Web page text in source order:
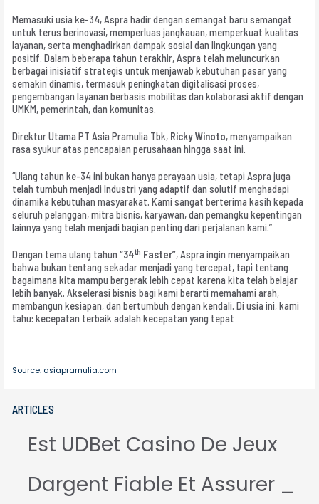
Memasuki usia ke-34, Aspra hadir dengan semangat baru semangat
untuk terus berinovasi, memperluas jangkauan, memperkuat kualitas
layanan, serta menghadirkan dampak sosial dan lingkungan yang
positif. Dalam beberapa tahun terakhir, Aspra telah meluncurkan
berbagai inisiatif strategis untuk menjawab kebutuhan pasar yang
semakin dinamis, termasuk peningkatan digitalisasi proses,
pengembangan layanan berbasis mobilitas dan kolaborasi aktif dengan
UMKM, pemerintah, dan komunitas.
Direktur Utama PT Asia Pramulia Tbk, Ricky Winoto, menyampaikan
rasa syukur atas pencapaian perusahaan hingga saat ini.
“Ulang tahun ke-34 ini bukan hanya perayaan usia, tetapi Aspra juga
telah tumbuh menjadi Industri yang adaptif dan solutif menghadapi
dinamika kebutuhan masyarakat. Kami sangat berterima kasih kepada
seluruh pelanggan, mitra bisnis, karyawan, dan pemangku kepentingan
lainnya yang telah menjadi bagian penting dari perjalanan kami.”
Dengan tema ulang tahun “34th Faster”, Aspra ingin menyampaikan
bahwa bukan tentang sekadar menjadi yang tercepat, tapi tentang
bagaimana kita mampu bergerak lebih cepat karena kita telah belajar
lebih banyak. Akselerasi bisnis bagi kami berarti memahami arah,
membangun kesiapan, dan bertumbuh dengan kendali. Di usia ini, kami
tahu: kecepatan terbaik adalah kecepatan yang tepat
Source: asiapramulia.com
ARTICLES
Est UDBet Casino De Jeux
Dargent Fiable Et Assurer _